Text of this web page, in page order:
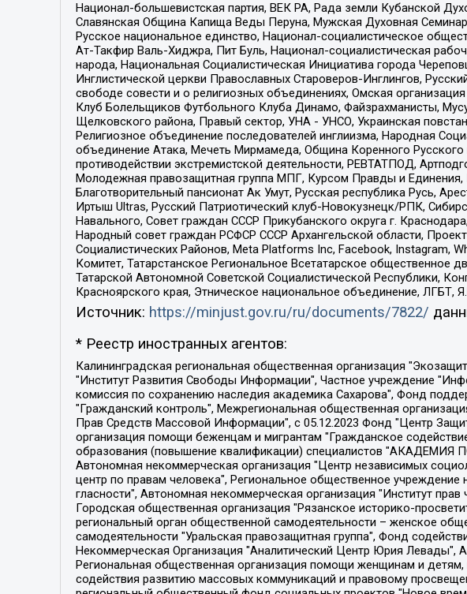
Национал-большевистская партия, ВЕК РА, Рада земли Кубанской
Славянская Община Капища Веды Перуна, Мужская Духовная
Русское национальное единство, Национал-социалистическое
Ат-Такфир Валь-Хиджра, Пит Буль, Национал-социалистическая
народа, Национальная Социалистическая Инициатива города
Инглистической церкви Православных Староверов-Инглингов,
свободе совести и о религиозных объединениях, Омская
Клуб Болельщиков Футбольного Клуба Динамо, Файзрахманисты,
Щелковского района, Правый сектор, УНА - УНСО, Украинская
Религиозное объединение последователей инглиизма, Народная
объединение Атака, Мечеть Мирмамеда, Община Коренного
противодействии экстремистской деятельности, РЕВТАТПОД,
Молодежная правозащитная группа МПГ, Курсом Правды и Единения,
Благотворительный пансионат Ак Умут, Русская республика Русь,
Иртыш Ultras, Русский Патриотический клуб-Новокузнецк/РПК,
Навального, Совет граждан СССР Прикубанского округа г.
Народный совет граждан РСФСР СССР Архангельской области,
Социалистических Районов, Meta Platforms Inc, Facebook, Instagram,
Комитет, Татарстанское Региональное Всетатарское
Татарской Автономной Советской Социалистической Республики,
Красноярского края, Этническое национальное объединение, ЛГБТ,
Источник: https://minjust.gov.ru/ru/documents/7822/
* Реестр иностранных агентов:
Калининградская региональная общественная организация "Экозащита!-Женсовет", Фонд содействия защите прав и свобод граждан "Общественный вердикт", Фонд "Институт Развития Свободы Информации", Частное учреждение "Информационное агентство МЕМО. РУ", Региональная общественная организация "Общественная комиссия по сохранению наследия академика Сахарова", Фонд поддержки свободы прессы, Санкт-Петербургская общественная правозащитная организация "Гражданский контроль", Межрегиональная общественная организация "Информационно-просветительский центр "Мемориал", Региональный Фонд "Центр Защиты Прав Средств Массовой Информации", с 05.12.2023 Фонд "Центр Защиты Прав Средств массовой информации", Региональная общественная благотворительная организация помощи беженцам и мигрантам "Гражданское содействие", Негосударственное образовательное учреждение дополнительного профессионального образования (повышение квалификации) специалистов "АКАДЕМИЯ ПО ПРАВАМ ЧЕЛОВЕКА", Свердловская региональная общественная организация "Сутяжник", Автономная некоммерческая организация "Центр независимых социологических исследований", Союз общественных объединений "Российский исследовательский центр по правам человека", Региональное общественное учреждение научно-информационный центр "МЕМОРИАЛ", Некоммерческая организация "Фонд защиты гласности", Автономная некоммерческая организация "Институт прав человека", Городская общественная организация "Екатеринбургское общество "МЕМОРИАЛ", Городская общественная организация "Рязанское историко-просветительское и правозащитное общество "Мемориал" (Рязанский Мемориал), Челябинский региональный орган общественной самодеятельности – женское общественное объединение "Женщины Евразии", Челябинский региональный орган общественной самодеятельности "Уральская правозащитная группа", Фонд содействия защите здоровья и социальной справедливости имени Андрея Рылькова, Автономная Некоммерческая Организация "Аналитический Центр Юрия Левады", Автономная некоммерческая организация социальной поддержки населения "Проект Апрель", Региональная общественная организация помощи женщинам и детям, находящимся в кризисной ситуации "Информационно-методический центр "Анна", Фонд содействия развитию массовых коммуникаций и правовому просвещению "Так-так-Так", Фонд содействия устойчивому развитию "Серебряная тайга", Свердловский региональный общественный фонд социальных проектов "Новое время", "Idel.Реалии", Кавказ.Реалии, Крым.Реалии, Телеканал Настоящее Время, Татаро-башкирская служба Радио Свобода (Azatliq Radiosi), Радио Свободная Европа/Радио Свобода (PCE/PC), "Сибирь.Реалии", "Фактограф", Благотворительный фонд помощи осужденным и их семьям, Автономная некоммерческая организация "Институт глобализации и социальных движений", Фонд "В защиту прав заключенных", Частное учреждение "Центр поддержки и содействия развитию средств массовой информации", Пензенский региональный общественный благотворительный фонд "Гражданский союз", "Север.Реалии", Некоммерческая организация Фонд "Правовая инициатива", Общество с ограниченной ответственностью "Радио Свободная Европа/Радио Свобода", Чешское информационное агентство "MEDIUM-ORIENT", Красноярская региональная общественная организация "Мы против СПИДа", Камалягин Денис Николаевич, Маркелов Сергей Евгеньевич, Пономарев Лев Александрович, Савицкая Людмила Алексеевна, Автономная некоммерческая организация "Центр по работе с проблемой насилия "НАСИЛИЮ.НЕТ", Межрегиональный профессиональный союз работников здравоохранения "Альянс врачей", Юридическое лицо, зарегистрированное в Латвийской Республике, SIA "Medusa Project" (регистрационный номер 40103797863, дата регистрации 10.06.2014), Некоммерческая организация "Фонд по борьбе с коррупцией", Автономная некоммерческая организация "Институт права и публичной политики", Баданин Роман Сергеевич, Гликин Максим Александрович, Железнова Мария Михайловна, Лукьянова Юлия Сергеевна, Маетная Елизавета Витальевна, Маняхин Петр Борисович, Чуракова Ольга Владимировна, Ярош Юлия Петровна, Юридическое лицо "The Insider SIA", зарегистрированное в Риге, Латвийская Республика (дата регистрации